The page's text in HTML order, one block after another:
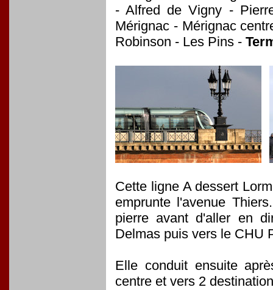
- Alfred de Vigny -
Mérignac - Mérignac
Robinson - Les Pins -
Cette ligne A dessert
emprunte l'avenue
pierre avant d'aller en
Delmas puis vers le CHU
Elle conduit ensuite
centre et vers 2